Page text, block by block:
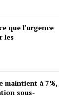
que l’urgence
les
maintient à 7%,
sous-